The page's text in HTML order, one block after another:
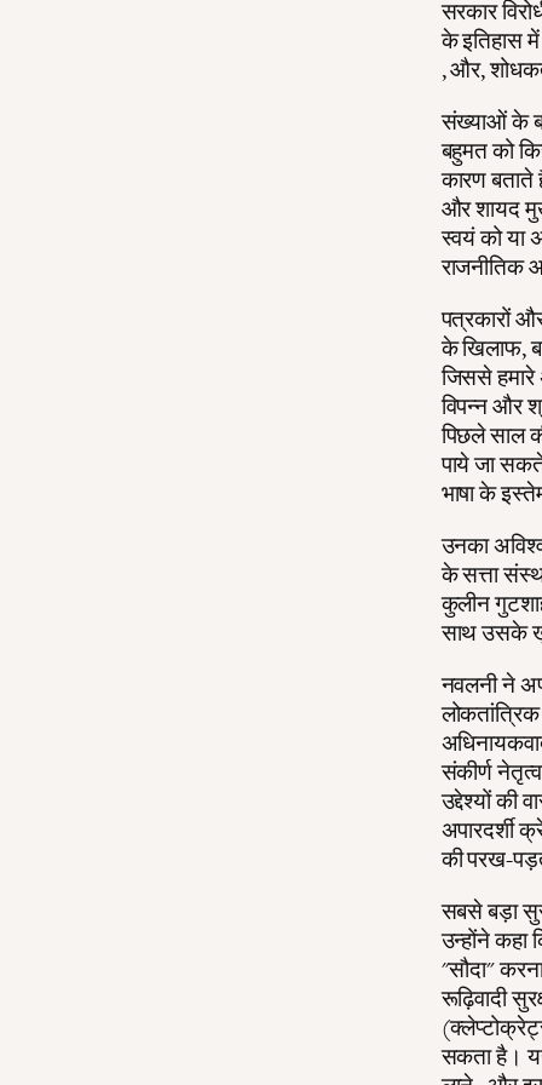
सरकार
के इतिहास
, और,
संख्याओं के
बहुमत को
कारण
और शायद
स्वयं को या
पत्रकारों
के खिलाफ,
जिससे
विपन्न और
पिछले साल
पाये जा सकते
भाषा के
उनका
के सत्ता
कुलीन
साथ उसके
नवलनी ने
संकीर्ण
उद्देश्यों की
अपारदर्शी
की परख-
सबसे बड़ा
उन्होंने कहा
"सौदा"
रूढ़िवादी
सकता है।